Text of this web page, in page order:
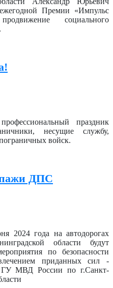
Премии «Импульс
социального
праздник
несущие службу,
войск.
ДПС
2024 года на автодорогах
области будут
по безопасности
приданных сил -
МВД России по г.Санкт-